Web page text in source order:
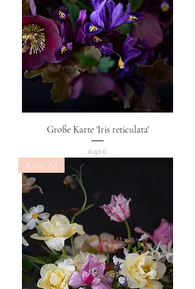
Große Karte 'Iris reticulata'
Preis
6,50 €
Karte A5